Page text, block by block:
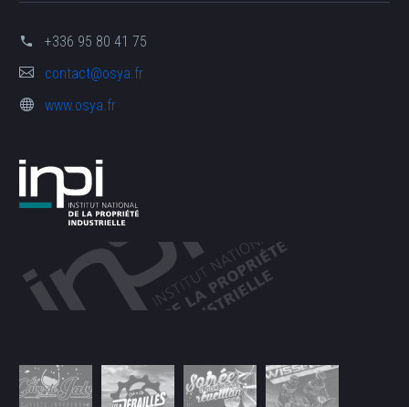
+336 95 80 41 75
contact@osya.fr
www.osya.fr